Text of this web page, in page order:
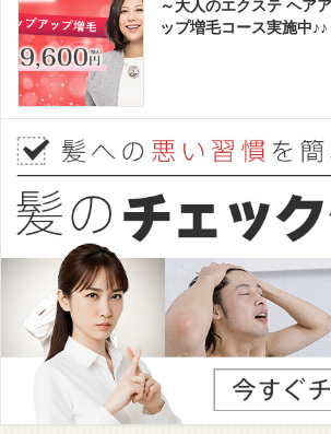
～大人のエクステ ヘア
ップ増毛コース実施中♪♪